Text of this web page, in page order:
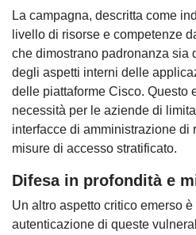
La campagna, descritta come
livello di risorse e competenze
che dimostrano padronanza sia
degli aspetti interni delle
delle piattaforme Cisco. Questo
necessità per le aziende di
interfacce di amministrazione di
misure di accesso stratificato.
Difesa in profondità e
Un altro aspetto critico emerso
autenticazione di queste